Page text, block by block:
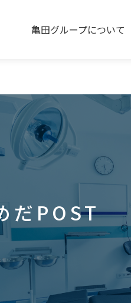
亀田グループについて
だPOST